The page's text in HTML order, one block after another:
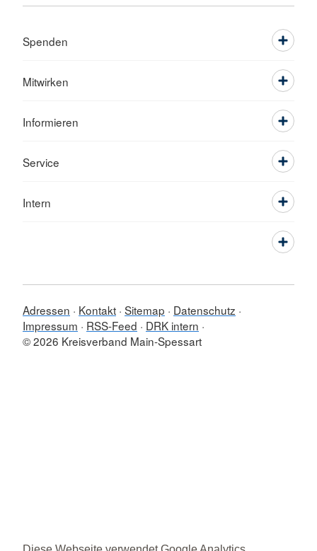
Spenden
Mitwirken
Informieren
Service
Intern
Adressen Kontakt Sitemap
Datenschutz
Impressum
RSS-Feed
DRK intern
© 2026 Kreisverband Main-Spessart